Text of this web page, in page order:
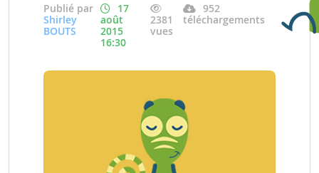
Publié par
Shirley
BOUTS
17
août
2015
16:30
2381
vues
952
téléchargements